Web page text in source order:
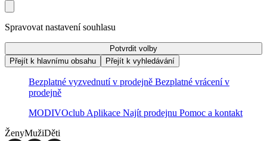
Spravovat nastavení souhlasu
Potvrdit volby
Přejít k hlavnímu obsahu
Přejít k vyhledávání
Bezplatné vyzvednutí v prodejně Bezplatné vrácení v
prodejně
MODIVOclub Aplikace Najít prodejnu Pomoc a kontakt
ŽenyMužiDěti